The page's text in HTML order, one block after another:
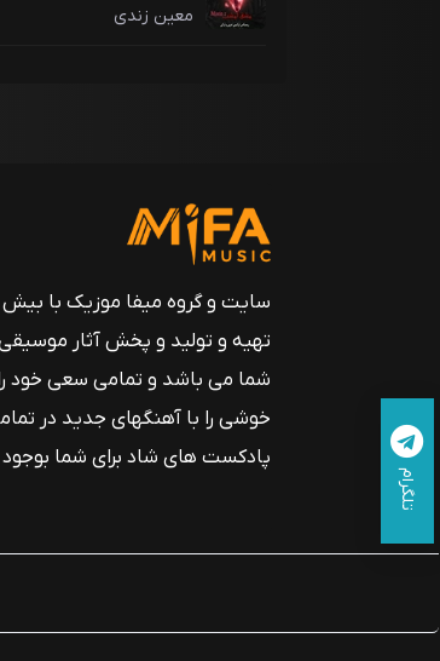
معین زندی
تهیه و تولید و پخش آثار
شما می باشد و تمامی سعی خود
خوشی را با آهنگهای جدید در
پادکست های شاد برای شما بوجود
تلگرام